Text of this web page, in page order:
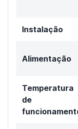
Instalação
Alimentação
Temperatura
de